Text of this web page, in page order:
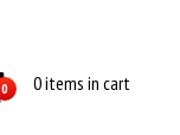
0 0 items in cart